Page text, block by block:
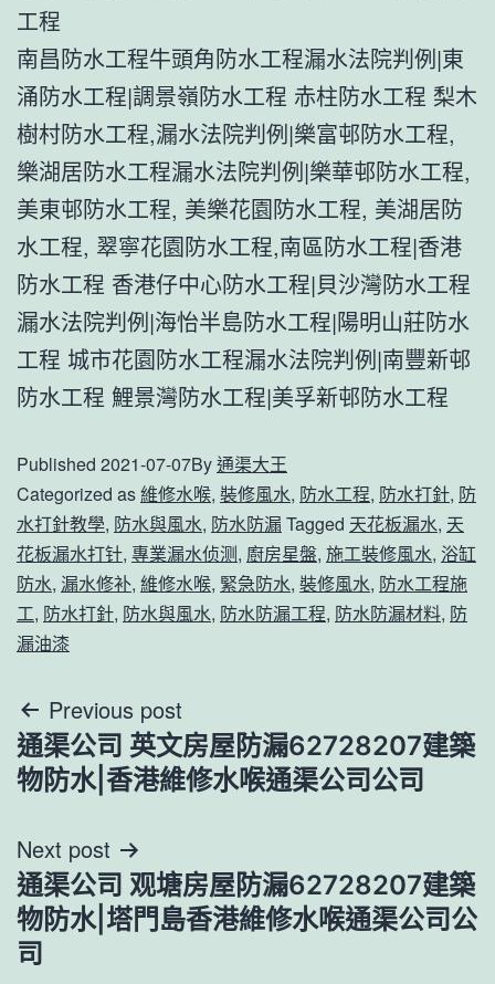
工程
南昌防水工程牛頭角防水工程漏水法院判例|東
涌防水工程|調景嶺防水工程 赤柱防水工程 梨木
樹村防水工程,漏水法院判例|樂富邨防水工程,
樂湖居防水工程漏水法院判例|樂華邨防水工程,
美東邨防水工程, 美樂花園防水工程, 美湖居防
水工程, 翠寧花園防水工程,南區防水工程|香港
防水工程 香港仔中心防水工程|貝沙灣防水工程
漏水法院判例|海怡半島防水工程|陽明山莊防水
工程 城市花園防水工程漏水法院判例|南豐新邨
防水工程 鯉景灣防水工程|美孚新邨防水工程
Published 2021-07-07By通渠大王
Categorized as維修水喉, 裝修風水, 防水工程, 防水打針, 防
水打針教學, 防水與風水, 防水防漏 Tagged 天花板漏水, 天
花板漏水打针, 專業漏水侦测, 廚房星盤, 施工裝修風水, 浴缸
防水, 漏水修补, 維修水喉, 緊急防水, 裝修風水, 防水工程施
工, 防水打針, 防水與風水, 防水防漏工程, 防水防漏材料, 防
漏油漆
文
章
覽
Previous post
通渠公司 英文房屋防漏62728207建築
物防水|香港維修水喉通渠公司公司
Next post
通渠公司 观塘房屋防漏62728207建築
物防水|塔門島香港維修水喉通渠公司公
司